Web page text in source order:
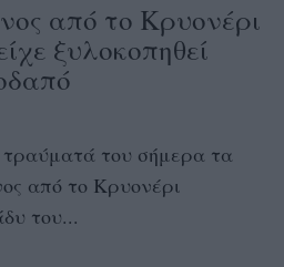
από το Κρυονέρι
ξυλοκοπηθεί
του σήμερα τα
από το Κρυονέρι
του...